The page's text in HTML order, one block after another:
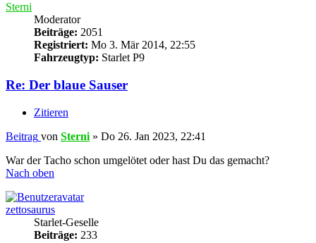
Sterni
Moderator
Beiträge: 2051
Registriert: Mo 3. Mär 2014, 22:55
Fahrzeugtyp: Starlet P9
Re: Der blaue Sauser
Zitieren
Beitrag von Sterni » Do 26. Jan 2023, 22:41
War der Tacho schon umgelötet oder hast Du das gemacht?
Nach oben
zettosaurus
Starlet-Geselle
Beiträge: 233